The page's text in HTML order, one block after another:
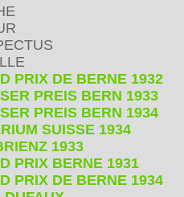
PRIX DE BERNE 1932
PREIS BERN 1933
PREIS BERN 1934
SUISSE 1934
1933
PRIX BERNE 1931
PRIX DE BERNE 1934